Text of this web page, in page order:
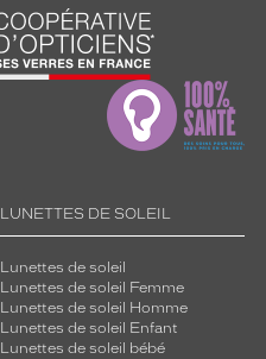
LUNETTES DE SOLEIL
Lunettes de soleil
Lunettes de soleil Femme
Lunettes de soleil Homme
Lunettes de soleil Enfant
Lunettes de soleil bébé